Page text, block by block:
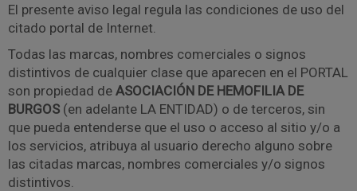
El presente aviso legal regula las condiciones de uso del
citado portal de Internet.
Todas las marcas, nombres comerciales o signos
distintivos de cualquier clase que aparecen en el PORTAL
son propiedad de ASOCIACIÓN DE HEMOFILIA DE
BURGOS (en adelante LA ENTIDAD) o de terceros, sin
que pueda entenderse que el uso o acceso al sitio y/o a
los servicios, atribuya al usuario derecho alguno sobre
las citadas marcas, nombres comerciales y/o signos
distintivos.